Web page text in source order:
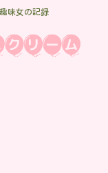
味女の記録